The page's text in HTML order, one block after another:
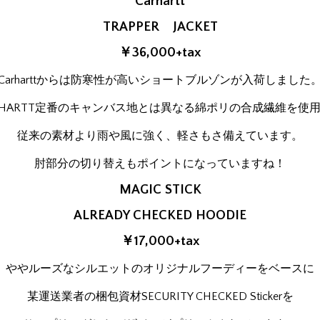
TRAPPER JACKET
￥36,000+tax
からは防寒性が高いショートブルゾンが入荷しました。
定番のキャンバス地とは異なる綿ポリの合成繊維を使用
従来の素材より雨や風に強く、軽さもさ備えています。
肘部分の切り替えもポイントになっていますね！
MAGIC STICK
ALREADY CHECKED HOODIE
￥17,000+tax
ややルーズなシルエットのオリジナルフーディーをベースに
某運送業者の梱包資材SECURITY CHECKED Stickerを